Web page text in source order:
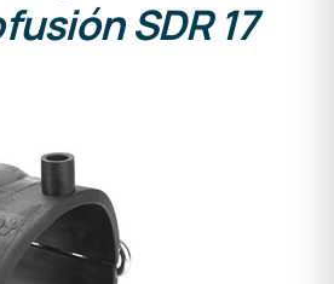
SDR 17